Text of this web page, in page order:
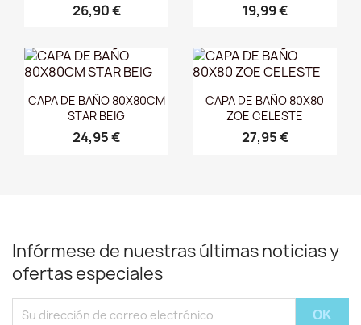
26,90 € 19,99 €
Vista rápida
CAPA DE BAÑO 80X80CM
STAR BEIG
24,95 €
Vista rápida
CAPA DE BAÑO 80X80
ZOE CELESTE
27,95 €
Infórmese de nuestras últimas noticias y
ofertas especiales